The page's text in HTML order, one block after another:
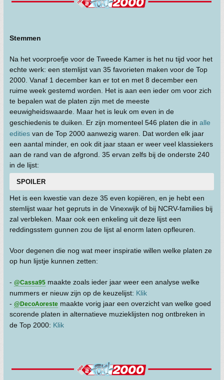
Stemmen
Na het voorproefje voor de Tweede Kamer is het nu tijd voor het
echte werk: een stemlijst van 35 favorieten maken voor de Top
2000. Vanaf 1 december kan er tot en met 8 december een
ruime week gestemd worden. Het is aan een ieder om voor zich
te bepalen wat de platen zijn met de meeste
eeuwigheidswaarde. Maar het is leuk om even in de
geschiedenis te duiken. Er zijn momenteel 546 platen die in alle
edities van de Top 2000 aanwezig waren. Dat worden elk jaar
een aantal minder, en ook dit jaar staan er weer veel klassiekers
aan de rand van de afgrond. 35 ervan zelfs bij de onderste 240
in de lijst:
SPOILER
Het is een kwestie van deze 35 even kopiëren, en je hebt een
stemlijst waar het gepruts in de Vinexwijk of bij NCRV-families bij
zal verbleken. Maar ook een enkeling uit deze lijst een
reddingsstem gunnen zou de lijst al enorm laten opfleuren.
Voor degenen die nog wat meer inspiratie willen welke platen ze
op hun lijstje kunnen zetten:
- @Cassa95 maakte zoals ieder jaar weer een analyse welke
nummers er nieuw zijn op de keuzelijst: Klik
- @DecoAoreste maakte vorig jaar een overzicht van welke goed
scorende platen in alternatieve muzieklijsten nog ontbreken in
de Top 2000: Klik